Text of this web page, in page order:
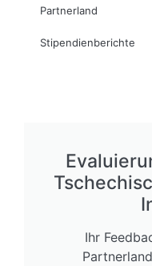
Partnerland
Stipendienberichte
Ihr